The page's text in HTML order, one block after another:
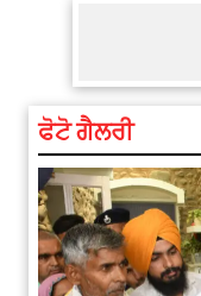
ਫੋਟੋ ਗੈਲਰੀ